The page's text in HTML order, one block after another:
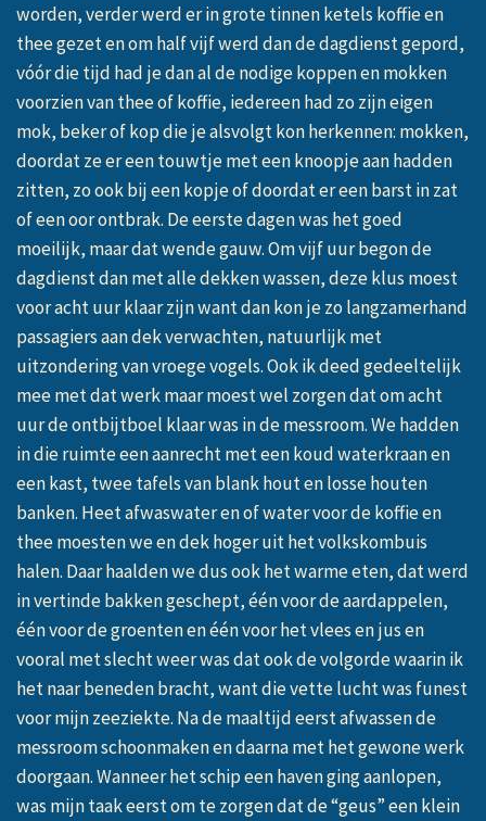
worden, verder werd er in grote tinnen ketels koffie en
thee gezet en om half vijf werd dan de dagdienst gepord,
vóór die tijd had je dan al de nodige koppen en mokken
voorzien van thee of koffie, iedereen had zo zijn eigen
mok, beker of kop die je alsvolgt kon herkennen: mokken,
doordat ze er een touwtje met een knoopje aan hadden
zitten, zo ook bij een kopje of doordat er een barst in zat
of een oor ontbrak. De eerste dagen was het goed
moeilijk, maar dat wende gauw. Om vijf uur begon de
dagdienst dan met alle dekken wassen, deze klus moest
voor acht uur klaar zijn want dan kon je zo langzamerhand
passagiers aan dek verwachten, natuurlijk met
uitzondering van vroege vogels. Ook ik deed gedeeltelijk
mee met dat werk maar moest wel zorgen dat om acht
uur de ontbijtboel klaar was in de messroom. We hadden
in die ruimte een aanrecht met een koud waterkraan en
een kast, twee tafels van blank hout en losse houten
banken. Heet afwaswater en of water voor de koffie en
thee moesten we en dek hoger uit het volkskombuis
halen. Daar haalden we dus ook het warme eten, dat werd
in vertinde bakken geschept, één voor de aardappelen,
één voor de groenten en één voor het vlees en jus en
vooral met slecht weer was dat ook de volgorde waarin ik
het naar beneden bracht, want die vette lucht was funest
voor mijn zeeziekte. Na de maaltijd eerst afwassen de
messroom schoonmaken en daarna met het gewone werk
doorgaan. Wanneer het schip een haven ging aanlopen,
was mijn taak eerst om te zorgen dat de “geus” een klein